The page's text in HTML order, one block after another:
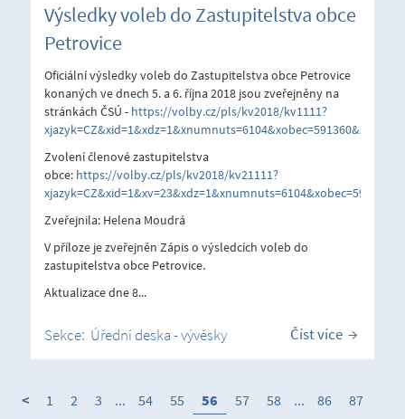
Výsledky voleb do Zastupitelstva obce
Petrovice
Oficiální výsledky voleb do Zastupitelstva obce Petrovice
konaných ve dnech 5. a 6. října 2018 jsou zveřejněny na
stránkách ČSÚ - https://volby.cz/pls/kv2018/kv1111?
Zvolení členové zastupitelstva
obce: https://volby.cz/pls/kv2018/kv21111?
Zveřejnila: Helena Moudrá
V příloze je zveřejněn Zápis o výsledcích voleb do
zastupitelstva obce Petrovice.
Aktualizace dne 8...
Sekce: Úřední deska - vývěsky Číst více
< 1 2 3 ... 54 55 56 57 58 ... 86
87